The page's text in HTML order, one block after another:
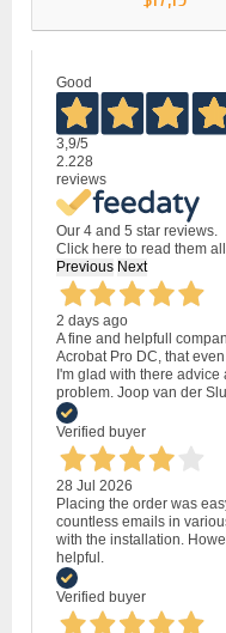
Good
3,9/5
2.228
reviews
Our 4 and 5 star reviews.
Click here to read them
Previous Next
2 days ago
A fine and helpfull
Acrobat Pro DC, that
I'm glad with there
problem. Joop van der
Verified buyer
28 Jul 2026
Placing the order was
countless emails in
with the installation.
helpful.
Verified buyer